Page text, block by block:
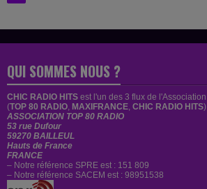
QUI SOMMES NOUS ?
CHIC RADIO HITS est l'un des 3 flux de l'Association
(TOP 80 RADIO, MAXIFRANCE, CHIC RADIO HITS)
ASSOCIATION TOP 80 RADIO
53 rue Dufour
59270 BAILLEUL
Hauts de France
FRANCE
– Notre référence SPRE est : 151 809
– Notre référence SACEM est : 98951538